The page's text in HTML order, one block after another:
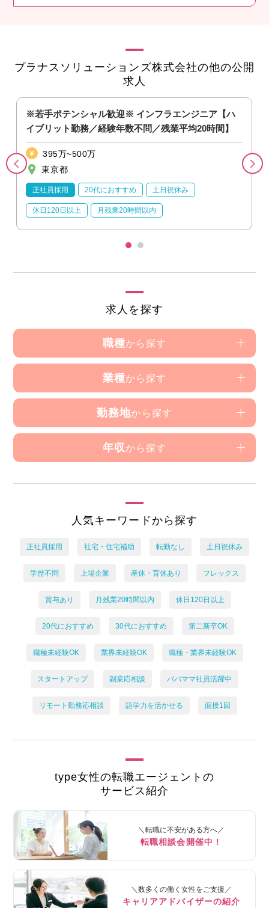
プラナスソリューションズ株式会社の他の公開
求人
※若手ポテンシャル歓迎※ インフラエンジニア【ハ
イブリット勤務／経験年数不問／残業平均20時間】
395万~500万
東京都
正社員採用 20代におすすめ 土日祝休み
休日120日以上 月残業20時間以内
求人を探す
職種から探す
業種から探す
勤務地から探す
年収 から探す
人気キーワードから探す
正社員採用 社宅・住宅補助 転勤なし 土日祝休み
学歴不問 上場企業 産休・育休あり フレックス
賞与あり 月残業20時間以内 休日120日以上
20代におすすめ 30代におすすめ 第二新卒OK
職種未経験OK 業界未経験OK 職種・業界未経験OK
スタートアップ 副業応相談 パパママ社員活躍中
リモート勤務応相談 語学力を活かせる 面接1回
type女性の転職エージェントの
サービス紹介
＼転職に不安がある方へ／
転職相談会開催中！
＼数多くの働く女性をご支援／
キャリアアドバイザーの紹介